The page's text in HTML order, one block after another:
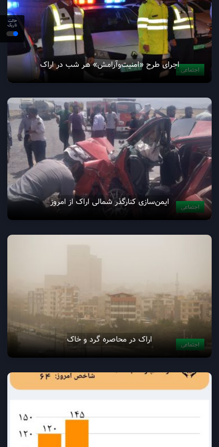
حالت
تاریک
اجتماعیاجرای طرح «امنیت‌وآرامش» هر شب در اراک
اجتماعی ایمن‌سازی کنارگذر شمالی اراک از امروز
اجتماعی اراک در محاصره گرد و خاک